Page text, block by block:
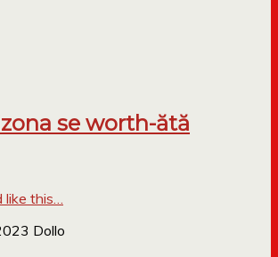
se worth-ătă
like this…
Dollo